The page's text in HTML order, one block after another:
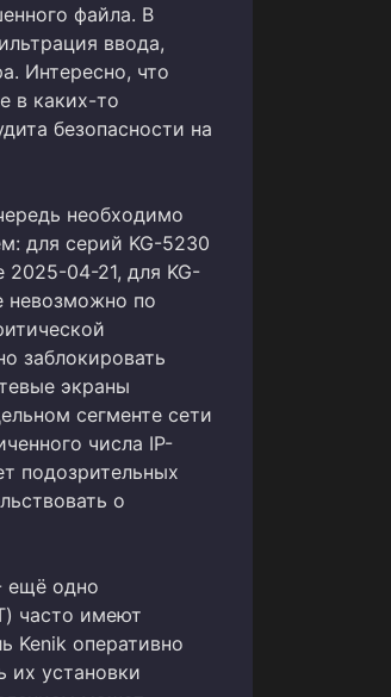
файла. В
ввода,
Интересно, что
в каких-то
безопасности на
необходимо
для серий KG-5230
04-21, для KG-
невозможно по
заблокировать
экраны
сегменте сети
числа IP-
подозрительных
о
ещё одно
часто имеют
Kenik оперативно
их установки